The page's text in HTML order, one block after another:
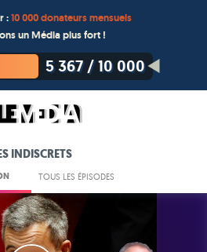
:10 000 donateurs mensuels
un Média plus fort !
5 367/10 000
INDISCRETS
TOUS LES ÉPISODES